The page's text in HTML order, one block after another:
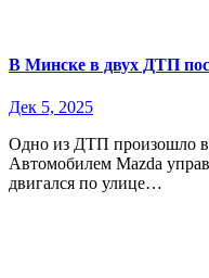
В Минске в двух ДТП
Дек 5, 2025
Одно из ДТП произошло вечером 4 декабря в Минске.
Автомобилем Mazda
двигался по улице…